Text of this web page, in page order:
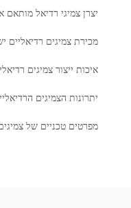
יצרן צמיגי רדיאל מותאם
מכירת צמיגים רדיאליים
איכות ייצור צמיגים
יתרונות הצמיגים
מפרטים טכניים של